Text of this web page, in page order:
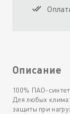
Описание
100% ПАО-
Для любых
защиты при